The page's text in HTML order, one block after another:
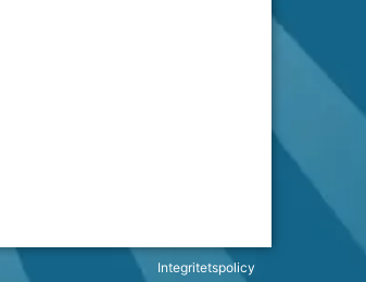
Integritetspolicy